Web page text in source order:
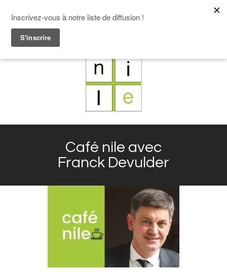
F L X I
Café nile avec
Franck Devulder